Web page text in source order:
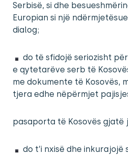
Serbisë, si dhe
Europian si një
dialog;
do të sfidojë seriozisht
e qytetarëve serb të
me dokumente të Kosovës,
tjera edhe nëpërmjet
pasaporta të Kosovës gjatë
do t’i nxisë dhe